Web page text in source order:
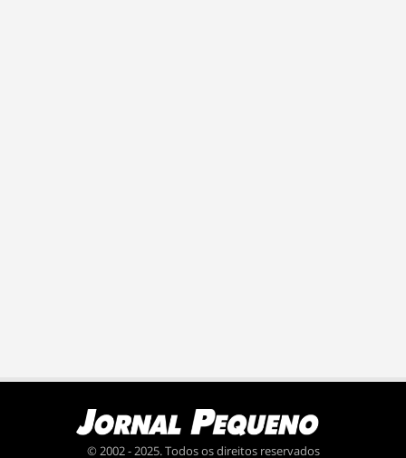
© 2002 - 2025. Todos os direitos reservados